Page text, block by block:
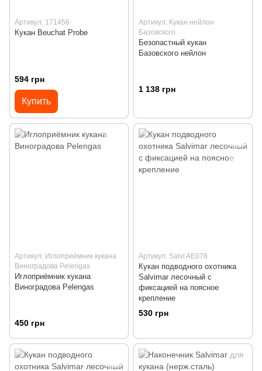
Артикул: 171456
Кукан Beuchat Probe
594 грн
Купить
Артикул: Кукан нейлон
Базовского
Безопастный кукан
Базовского нейлон
1 138 грн
Артикул: Иглоприёмник кукана
Виноградова Pelengas
Иглоприёмник кукана
Виноградова Pelengas
450 грн
Артикул: Salvi AE078
Кукан подводного охотника
Salvimar лесочный с
фиксацией на поясное
крепление
530 грн